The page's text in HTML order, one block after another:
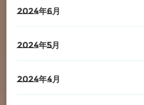
2024年6月
2024年5月
2024年4月